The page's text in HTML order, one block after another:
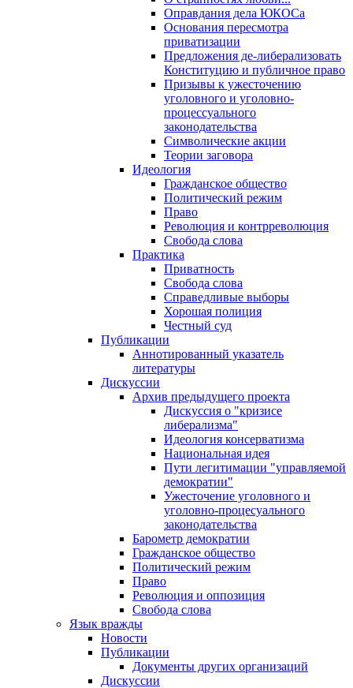
Оправдания дела ЮКОСа
Основания пересмотра
приватизации
Предложения де-либерализовать
Конституцию и публичное право
Призывы к ужесточению
уголовного и уголовно-
процессуального
законодательства
Символические акции
Теории заговора
Идеология
Гражданское общество
Политический режим
Право
Революция и контрреволюция
Свобода слова
Практика
Приватность
Свобода слова
Справедливые выборы
Хорошая полиция
Честный суд
Публикации
Аннотированный указатель
литературы
Дискуссии
Архив предыдущего проекта
Дискуссия о "кризисе
либерализма"
Идеология консерватизма
Национальная идея
Пути легитимации "управляемой
демократии"
Ужесточение уголовного и
уголовно-процесуального
законодательства
Барометр демократии
Гражданское общество
Политический режим
Право
Революция и оппозиция
Свобода слова
Язык вражды
Новости
Публикации
Документы других организаций
Дискуссии